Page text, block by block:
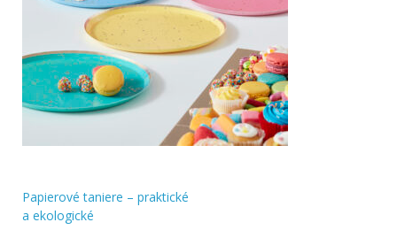
Navigácia
Papierové taniere – praktické
a ekologické